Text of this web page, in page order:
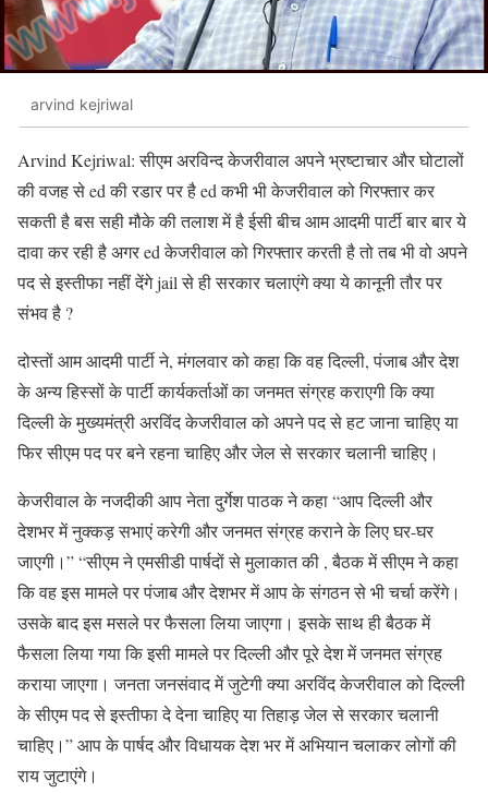
arvind kejriwal
Arvind Kejriwal: सीएम अरविन्द केजरीवाल अपने भ्रष्टाचार और घोटालों
की वजह से ed की रडार पर है ed कभी भी केजरीवाल को गिरफ्तार कर
सकती है बस सही मौके की तलाश में है ईसी बीच आम आदमी पार्टी बार बार ये
दावा कर रही है अगर ed केजरीवाल को गिरफ्तार करती है तो तब भी वो अपने
पद से इस्तीफा नहीं देंगे jail से ही सरकार चलाएंगे क्या ये कानूनी तौर पर
संभव है ?
दोस्तों आम आदमी पार्टी ने, मंगलवार को कहा कि वह दिल्ली, पंजाब और देश
के अन्य हिस्सों के पार्टी कार्यकर्ताओं का जनमत संग्रह कराएगी कि क्या
दिल्ली के मुख्यमंत्री अरविंद केजरीवाल को अपने पद से हट जाना चाहिए या
फिर सीएम पद पर बने रहना चाहिए और जेल से सरकार चलानी चाहिए।
केजरीवाल के नजदीकी आप नेता दुर्गेश पाठक ने कहा “आप दिल्ली और
देशभर में नुक्कड़ सभाएं करेगी और जनमत संग्रह कराने के लिए घर-घर
जाएगी।” “सीएम ने एमसीडी पार्षदों से मुलाकात की , बैठक में सीएम ने कहा
कि वह इस मामले पर पंजाब और देशभर में आप के संगठन से भी चर्चा करेंगे।
उसके बाद इस मसले पर फैसला लिया जाएगा। इसके साथ ही बैठक में
फैसला लिया गया कि इसी मामले पर दिल्ली और पूरे देश में जनमत संग्रह
कराया जाएगा। जनता जनसंवाद में जुटेगी क्या अरविंद केजरीवाल को दिल्ली
के सीएम पद से इस्तीफा दे देना चाहिए या तिहाड़ जेल से सरकार चलानी
चाहिए।” आप के पार्षद और विधायक देश भर में अभियान चलाकर लोगों की
राय जुटाएंगे।